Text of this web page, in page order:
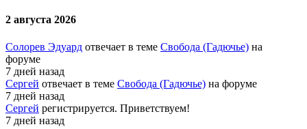
2 августа 2026
Солорев Эдуард отвечает в теме Свобода (Гадючье) на
форуме
7 дней назад
Сергей отвечает в теме Свобода (Гадючье) на форуме
7 дней назад
Сергей регистрируется. Приветствуем!
7 дней назад